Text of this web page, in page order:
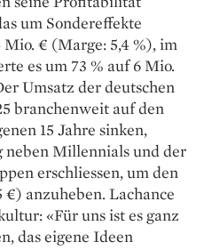
um Sondereffekte
€ (Marge: 5,4 %), im
es um 73 % auf 6 Mio.
Umsatz der deutschen
branchenweit auf den
15 Jahre sinken,
Millennials und der
erschliessen, um den
anzuheben. Lachance
«Für uns ist es ganz
das eigene Ideen